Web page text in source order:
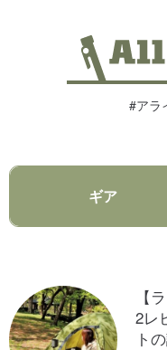
#アラ
ギア
【
2レ
ト